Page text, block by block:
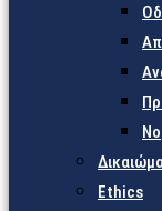
Ethics